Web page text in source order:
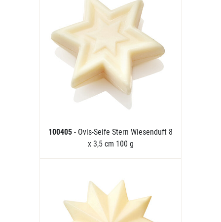
100405 - Ovis-Seife Stern Wiesenduft 8
x 3,5 cm 100 g